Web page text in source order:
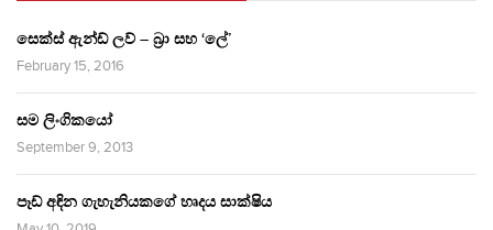
සෙක්ස් ඇන්ඩ් ලව් – බ්‍රා සහ ‘ලේ’
February 15, 2016
සම ලිංගිකයෝ
September 9, 2013
පෑඩ් අඳින ගැහැනියකගේ හෘදය සාක්ෂිය